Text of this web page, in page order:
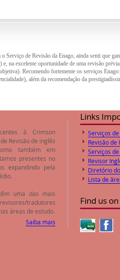
na excelente oportunidade de uma revisão
Recomendo fortemente os serviços
à Crimson
Revisão de inglês
também em
presentes no
expandindo pela
uma das mais
tradutores
áreas de estudo.
Saiba mais
Links
Serviços
Revisão de
Serviços
Revisor
Diretório
Lista de
Find us on